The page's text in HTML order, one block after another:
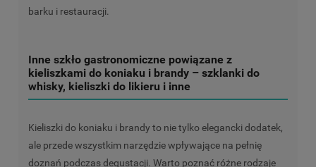
barku i restauracji.
Inne szkło gastronomiczne powiązane z
kieliszkami do koniaku i brandy – szklanki do
whisky, kieliszki do likieru i inne
Kieliszki do koniaku i brandy to nie tylko elegancki dodatek,
ale przede wszystkim narzędzie wpływające na pełnię
doznań podczas degustacji. Warto poznać różne rodzaje